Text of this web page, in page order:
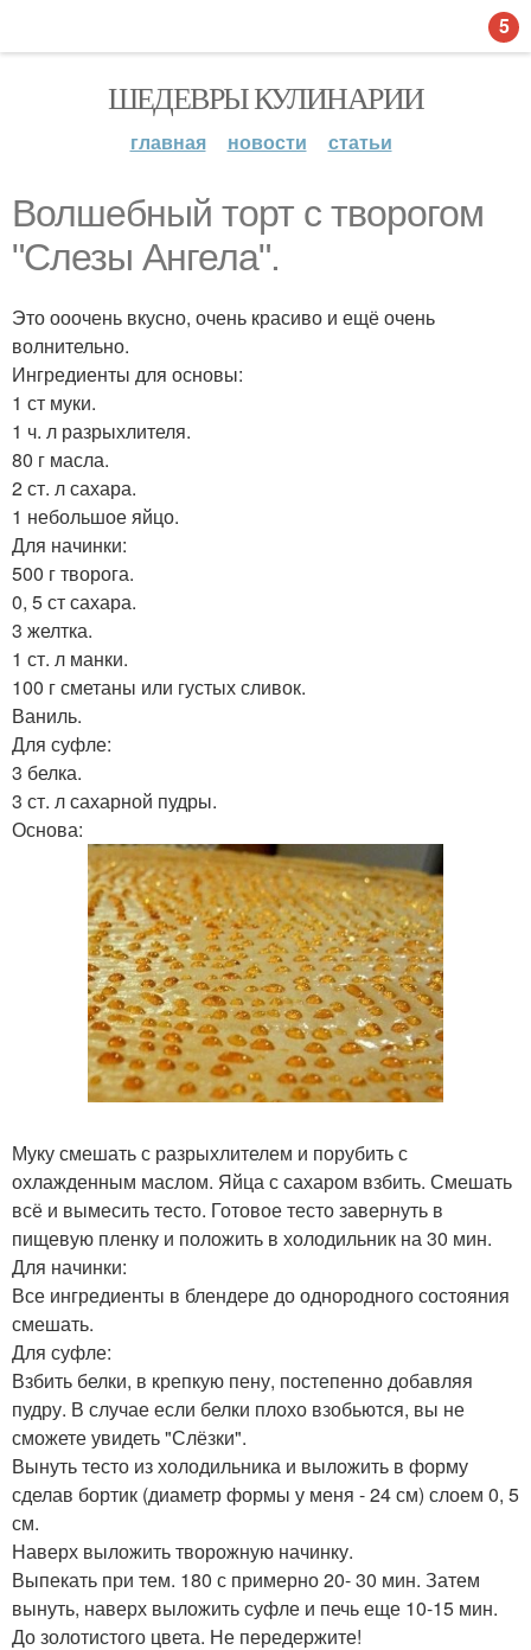
ШЕДЕВРЫ КУЛИНАРИИ
главная новости статьи
Волшебный торт с творогом
"Слезы Ангела".
Это ооочень вкусно, очень красиво и ещё очень
волнительно.
Ингредиенты для основы:
1 ст муки.
1 ч. л разрыхлителя.
80 г масла.
2 ст. л сахара.
1 небольшое яйцо.
Для начинки:
500 г творога.
0, 5 ст сахара.
3 желтка.
1 ст. л манки.
100 г сметаны или густых сливок.
Ваниль.
Для суфле:
3 белка.
3 ст. л сахарной пудры.
Основа:
Муку смешать с разрыхлителем и порубить с
охлажденным маслом. Яйца с сахаром взбить. Смешать
всё и вымесить тесто. Готовое тесто завернуть в
пищевую пленку и положить в холодильник на 30 мин.
Для начинки:
Все ингредиенты в блендере до однородного состояния
смешать.
Для суфле:
Взбить белки, в крепкую пену, постепенно добавляя
пудру. В случае если белки плохо взобьются, вы не
сможете увидеть "Слёзки".
Вынуть тесто из холодильника и выложить в форму
сделав бортик (диаметр формы у меня - 24 см) слоем 0, 5
см.
Наверх выложить творожную начинку.
Выпекать при тем. 180 с примерно 20- 30 мин. Затем
вынуть, наверх выложить суфле и печь еще 10-15 мин.
До золотистого цвета. Не передержите!
5